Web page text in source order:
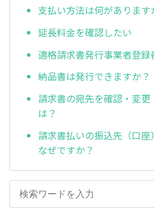
支払い方法は何があります
延長料金を確認したい
適格請求書発行事業者登録
納品書は発行できますか？
請求書の宛先を確認・変
は？
請求書払いの振込先（口
なぜですか？